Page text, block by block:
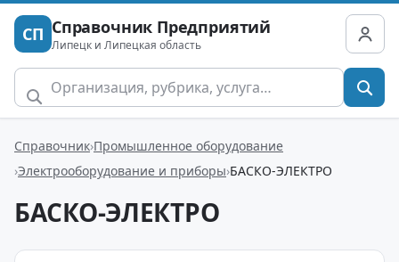
СП Справочник Предприятий
Липецк и Липецкая область
Справочник Промышленное оборудование
Электрооборудование и приборы БАСКО-ЭЛЕКТРО
БАСКО-ЭЛЕКТРО